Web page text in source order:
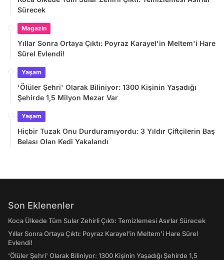
Sürecek
Magazin
Yıllar Sonra Ortaya Çıktı: Poyraz Karayel'in Meltem'i Hare
Sürel Evlendi!
Yaşam
'Ölüler Şehri' Olarak Biliniyor: 1300 Kişinin Yaşadığı
Şehirde 1,5 Milyon Mezar Var
Yaşam
Hiçbir Tuzak Onu Durduramıyordu: 3 Yıldır Çiftçilerin Baş
Belası Olan Kedi Yakalandı
Son Eklenenler
Koca Ülkede Tüm Sular Zehirli Çıktı: Temizlemesi Asırlar Sürecek
Yıllar Sonra Ortaya Çıktı: Poyraz Karayel'in Meltem'i Hare Sürel
Evlendi!
'Ölüler Şehri' Olarak Biliniyor: 1300 Kişinin Yaşadığı Şehirde 1,5